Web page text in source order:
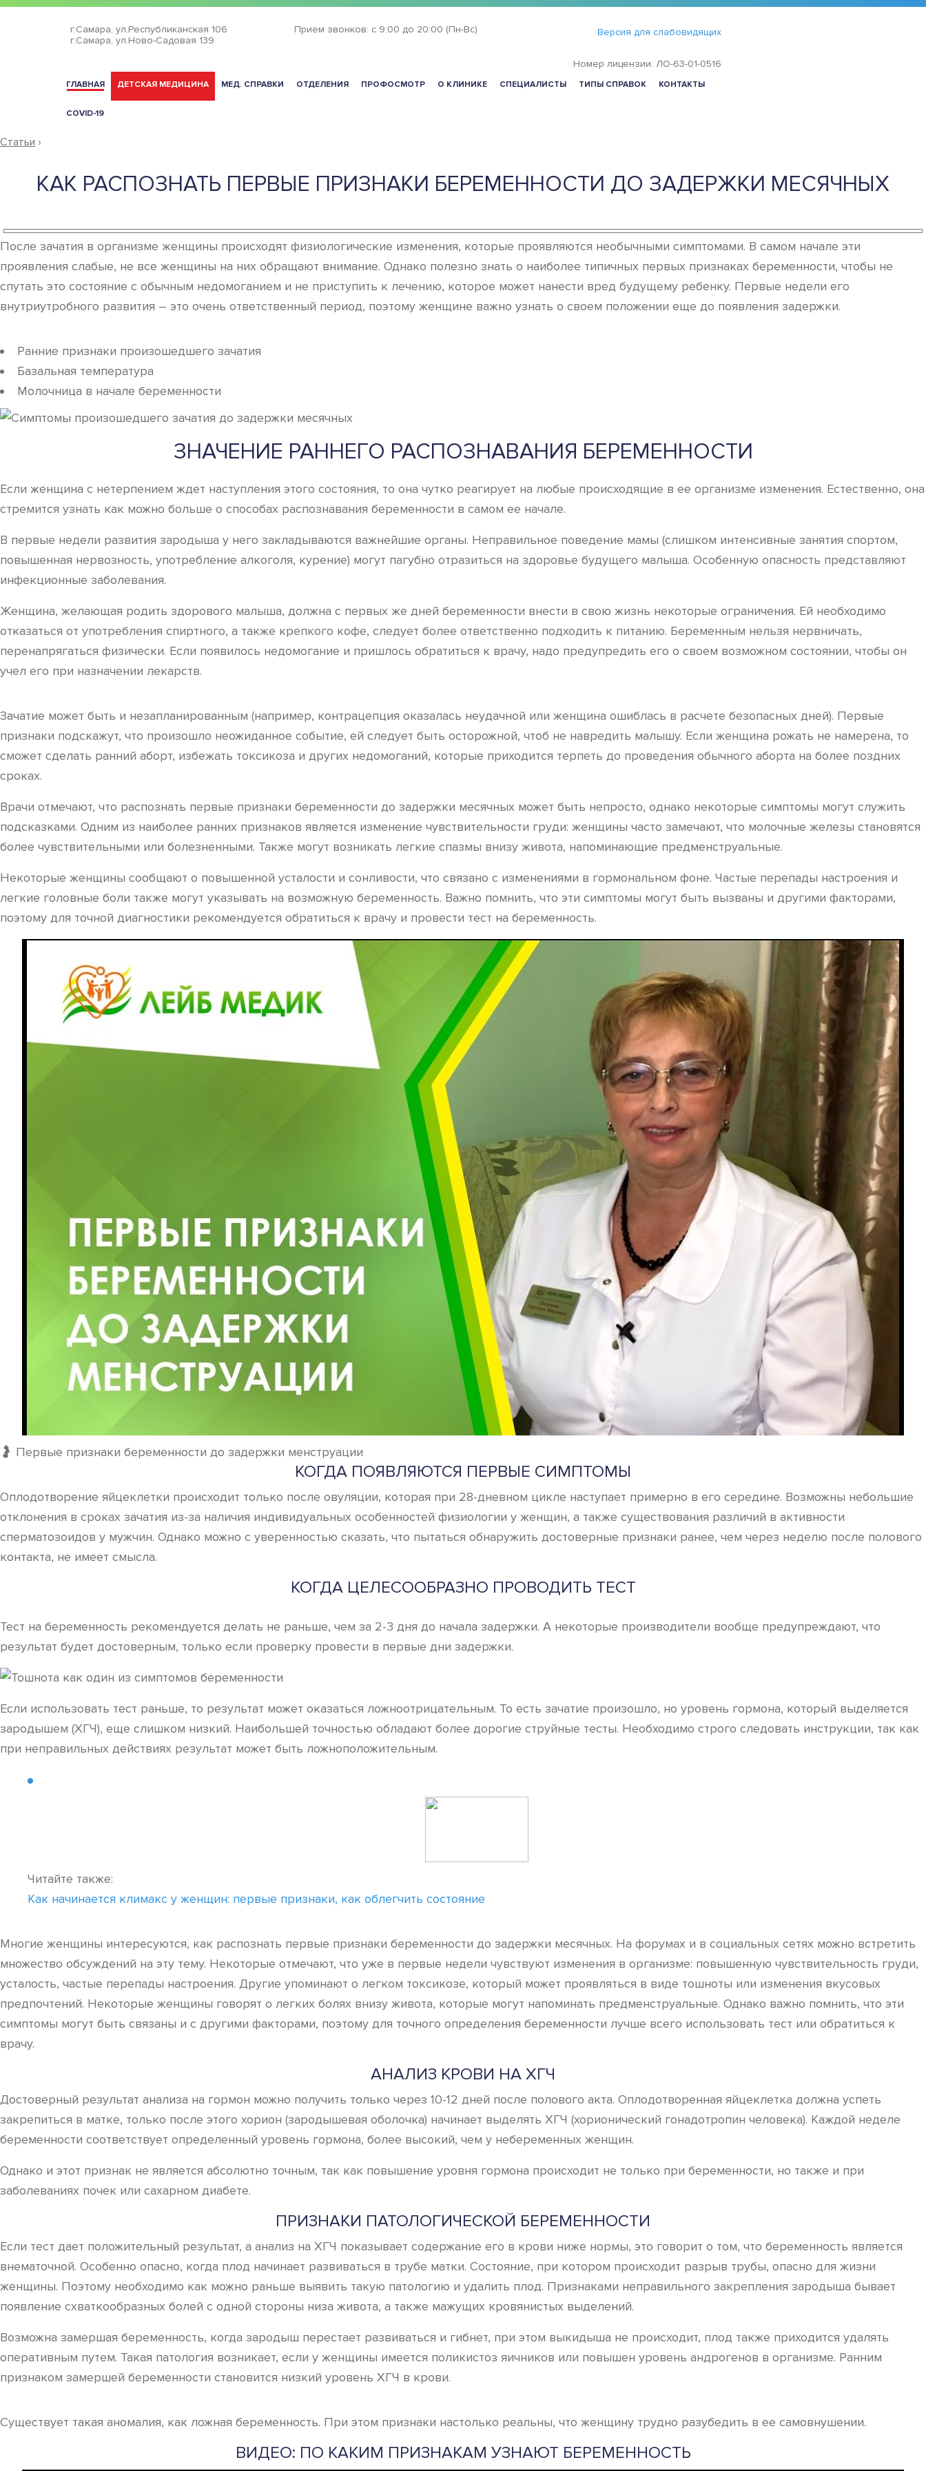
г.Самара, ул.Республиканская 106
г.Самара, ул.Ново-Садовая 139
Прием звонков: с 9:00 до 20:00 (Пн-Вс) Версия для слабовидящих
Номер лицензии: ЛО-63-01-0516
ГЛАВНАЯ ДЕТСКАЯ МЕДИЦИНА МЕД. СПРАВКИ ОТДЕЛЕНИЯ ПРОФОСМОТР О КЛИНИКЕ СПЕЦИАЛИСТЫ ТИПЫ СПРАВОК КОНТАКТЫ
COVID-19
Статьи ›
КАК РАСПОЗНАТЬ ПЕРВЫЕ ПРИЗНАКИ БЕРЕМЕННОСТИ ДО ЗАДЕРЖКИ МЕСЯЧНЫХ
После зачатия в организме женщины происходят физиологические изменения, которые проявляются необычными симптомами. В самом начале эти
проявления слабые, не все женщины на них обращают внимание. Однако полезно знать о наиболее типичных первых признаках беременности, чтобы не
спутать это состояние с обычным недомоганием и не приступить к лечению, которое может нанести вред будущему ребенку. Первые недели его
внутриутробного развития – это очень ответственный период, поэтому женщине важно узнать о своем положении еще до появления задержки.
Ранние признаки произошедшего зачатия
Базальная температура
Молочница в начале беременности
ЗНАЧЕНИЕ РАННЕГО РАСПОЗНАВАНИЯ БЕРЕМЕННОСТИ
Если женщина с нетерпением ждет наступления этого состояния, то она чутко реагирует на любые происходящие в ее организме изменения. Естественно, она
стремится узнать как можно больше о способах распознавания беременности в самом ее начале.
В первые недели развития зародыша у него закладываются важнейшие органы. Неправильное поведение мамы (слишком интенсивные занятия спортом,
повышенная нервозность, употребление алкоголя, курение) могут пагубно отразиться на здоровье будущего малыша. Особенную опасность представляют
инфекционные заболевания.
Женщина, желающая родить здорового малыша, должна с первых же дней беременности внести в свою жизнь некоторые ограничения. Ей необходимо
отказаться от употребления спиртного, а также крепкого кофе, следует более ответственно подходить к питанию. Беременным нельзя нервничать,
перенапрягаться физически. Если появилось недомогание и пришлось обратиться к врачу, надо предупредить его о своем возможном состоянии, чтобы он
учел его при назначении лекарств.
Зачатие может быть и незапланированным (например, контрацепция оказалась неудачной или женщина ошиблась в расчете безопасных дней). Первые
признаки подскажут, что произошло неожиданное событие, ей следует быть осторожной, чтоб не навредить малышу. Если женщина рожать не намерена, то
сможет сделать ранний аборт, избежать токсикоза и других недомоганий, которые приходится терпеть до проведения обычного аборта на более поздних
сроках.
Врачи отмечают, что распознать первые признаки беременности до задержки месячных может быть непросто, однако некоторые симптомы могут служить
подсказками. Одним из наиболее ранних признаков является изменение чувствительности груди: женщины часто замечают, что молочные железы становятся
более чувствительными или болезненными. Также могут возникать легкие спазмы внизу живота, напоминающие предменструальные.
Некоторые женщины сообщают о повышенной усталости и сонливости, что связано с изменениями в гормональном фоне. Частые перепады настроения и
легкие головные боли также могут указывать на возможную беременность. Важно помнить, что эти симптомы могут быть вызваны и другими факторами,
поэтому для точной диагностики рекомендуется обратиться к врачу и провести тест на беременность.
🤰 Первые признаки беременности до задержки менструации
КОГДА ПОЯВЛЯЮТСЯ ПЕРВЫЕ СИМПТОМЫ
Оплодотворение яйцеклетки происходит только после овуляции, которая при 28-дневном цикле наступает примерно в его середине. Возможны небольшие
отклонения в сроках зачатия из-за наличия индивидуальных особенностей физиологии у женщин, а также существования различий в активности
сперматозоидов у мужчин. Однако можно с уверенностью сказать, что пытаться обнаружить достоверные признаки ранее, чем через неделю после полового
контакта, не имеет смысла.
КОГДА ЦЕЛЕСООБРАЗНО ПРОВОДИТЬ ТЕСТ
Тест на беременность рекомендуется делать не раньше, чем за 2-3 дня до начала задержки. А некоторые производители вообще предупреждают, что
результат будет достоверным, только если проверку провести в первые дни задержки.
Если использовать тест раньше, то результат может оказаться ложноотрицательным. То есть зачатие произошло, но уровень гормона, который выделяется
зародышем (ХГЧ), еще слишком низкий. Наибольшей точностью обладают более дорогие струйные тесты. Необходимо строго следовать инструкции, так как
при неправильных действиях результат может быть ложноположительным.
Читайте также:
Как начинается климакс у женщин: первые признаки, как облегчить состояние
Многие женщины интересуются, как распознать первые признаки беременности до задержки месячных. На форумах и в социальных сетях можно встретить
множество обсуждений на эту тему. Некоторые отмечают, что уже в первые недели чувствуют изменения в организме: повышенную чувствительность груди,
усталость, частые перепады настроения. Другие упоминают о легком токсикозе, который может проявляться в виде тошноты или изменения вкусовых
предпочтений. Некоторые женщины говорят о легких болях внизу живота, которые могут напоминать предменструальные. Однако важно помнить, что эти
симптомы могут быть связаны и с другими факторами, поэтому для точного определения беременности лучше всего использовать тест или обратиться к
врачу.
АНАЛИЗ КРОВИ НА ХГЧ
Достоверный результат анализа на гормон можно получить только через 10-12 дней после полового акта. Оплодотворенная яйцеклетка должна успеть
закрепиться в матке, только после этого хорион (зародышевая оболочка) начинает выделять ХГЧ (хорионический гонадотропин человека). Каждой неделе
беременности соответствует определенный уровень гормона, более высокий, чем у небеременных женщин.
Однако и этот признак не является абсолютно точным, так как повышение уровня гормона происходит не только при беременности, но также и при
заболеваниях почек или сахарном диабете.
ПРИЗНАКИ ПАТОЛОГИЧЕСКОЙ БЕРЕМЕННОСТИ
Если тест дает положительный результат, а анализ на ХГЧ показывает содержание его в крови ниже нормы, это говорит о том, что беременность является
внематочной. Особенно опасно, когда плод начинает развиваться в трубе матки. Состояние, при котором происходит разрыв трубы, опасно для жизни
женщины. Поэтому необходимо как можно раньше выявить такую патологию и удалить плод. Признаками неправильного закрепления зародыша бывает
появление схваткообразных болей с одной стороны низа живота, а также мажущих кровянистых выделений.
Возможна замершая беременность, когда зародыш перестает развиваться и гибнет, при этом выкидыша не происходит, плод также приходится удалять
оперативным путем. Такая патология возникает, если у женщины имеется поликистоз яичников или повышен уровень андрогенов в организме. Ранним
признаком замершей беременности становится низкий уровень ХГЧ в крови.
Существует такая аномалия, как ложная беременность. При этом признаки настолько реальны, что женщину трудно разубедить в ее самовнушении.
ВИДЕО: ПО КАКИМ ПРИЗНАКАМ УЗНАЮТ БЕРЕМЕННОСТЬ